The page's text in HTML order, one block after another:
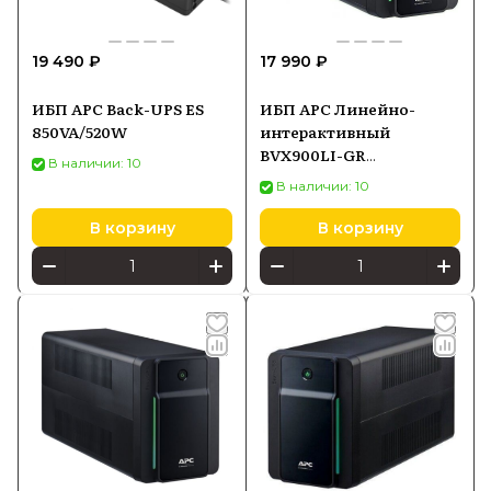
19 490 ₽
ИБП APC Back-UPS ES
850VA/520W
В наличии: 10
В корзину
17 990 ₽
ИБП APC Линейно-
интерактивный
BVX900LI-GR
900VA/480W
В наличии: 10
В корзину